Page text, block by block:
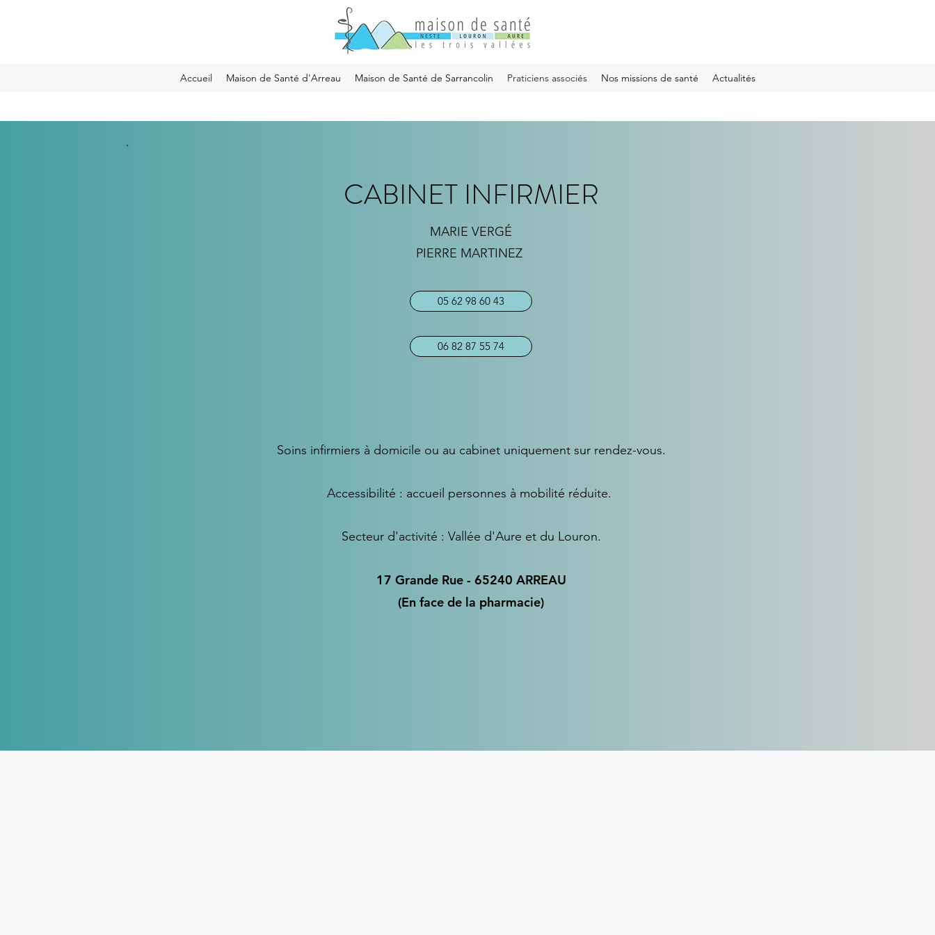
Accueil Maison de Santé d'Arreau Maison de Santé de Sarrancolin Praticiens associés Nos missions de santé Actualités
CABINET INFIRMIER
MARIE VERGÉ
PIERRE MARTINEZ
05 62 98 60 43
06 82 87 55 74
Soins infirmiers à domicile ou au cabinet uniquement sur rendez-vous.
Accessibilité : accueil personnes à mobilité réduite.
Secteur d'activité : Vallée d'Aure et du Louron.
17 Grande Rue - 65240 ARREAU
(En face de la pharmacie)